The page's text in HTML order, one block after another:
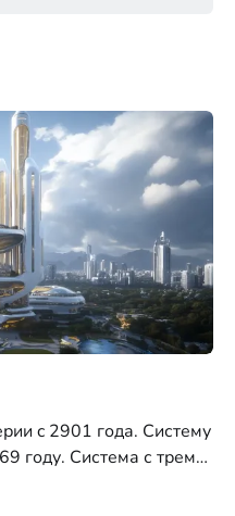
года. Систему
году. Система с тремя